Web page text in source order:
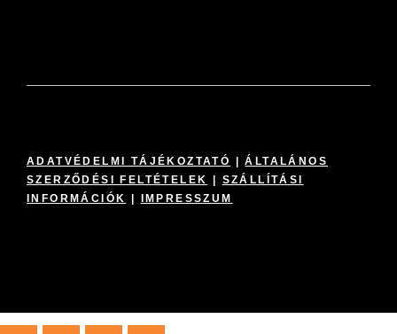
ADATVÉDELMI TÁJÉKOZTATÓ |ÁLTALÁNOS
SZERZŐDÉSI FELTÉTELEK
SZÁLLÍTÁSI
INFORMÁCIÓK
IMPRESSZUM